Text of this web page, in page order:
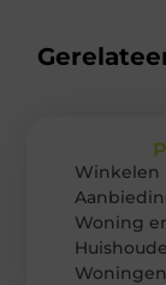
Winkelen
Woning
Woningen